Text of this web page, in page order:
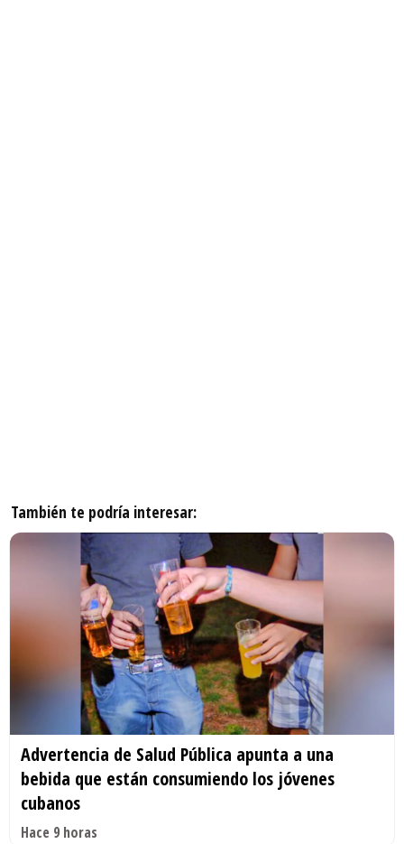
También te podría interesar:
Advertencia de Salud Pública apunta a una
bebida que están consumiendo los jóvenes
cubanos
Hace 9 horas